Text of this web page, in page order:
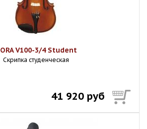
V100-3/4 Student
Скрипка студенческая
41 920 руб